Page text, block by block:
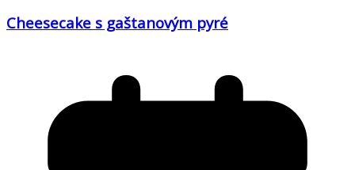
Cheesecake s gaštanovým pyré